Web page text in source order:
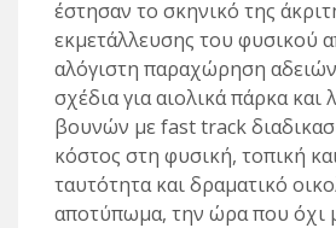
έστησαν το σκηνικό της
εκμετάλλευσης του φυσικού
αλόγιστη παραχώρηση
σχέδια για αιολικά πάρκα και
βουνών με fast track
κόστος στη φυσική, τοπική
ταυτότητα και δραματικό
αποτύπωμα, την ώρα που όχι